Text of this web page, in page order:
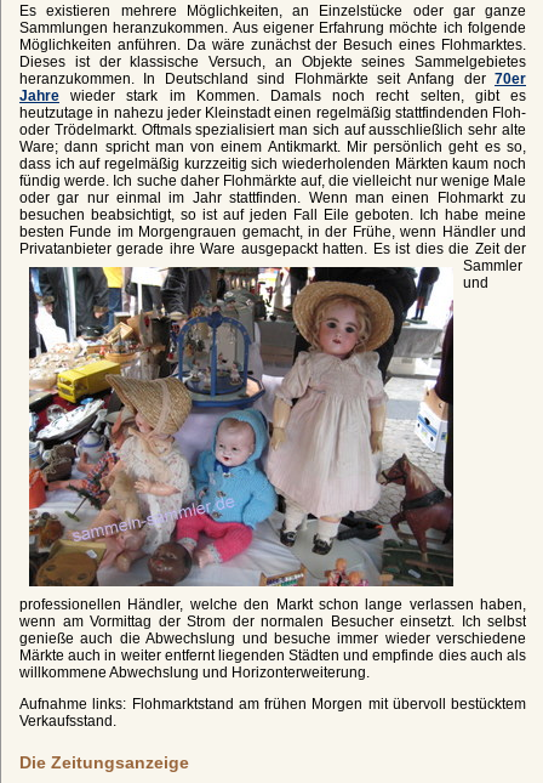
Es existieren mehrere Möglichkeiten, an Einzelstücke oder gar ganze
Sammlungen heranzukommen. Aus eigener Erfahrung möchte ich folgende
Möglichkeiten anführen. Da wäre zunächst der Besuch eines Flohmarktes.
Dieses ist der klassische Versuch, an Objekte seines Sammelgebietes
heranzukommen. In Deutschland sind Flohmärkte seit Anfang der 70er
Jahre wieder stark im Kommen. Damals noch recht selten, gibt es
heutzutage in nahezu jeder Kleinstadt einen regelmäßig stattfindenden Floh-
oder Trödelmarkt. Oftmals spezialisiert man sich auf ausschließlich sehr alte
Ware; dann spricht man von einem Antikmarkt. Mir persönlich geht es so,
dass ich auf regelmäßig kurzzeitig sich wiederholenden Märkten kaum noch
fündig werde. Ich suche daher Flohmärkte auf, die vielleicht nur wenige Male
oder gar nur einmal im Jahr stattfinden. Wenn man einen Flohmarkt zu
besuchen beabsichtigt, so ist auf jeden Fall Eile geboten. Ich habe meine
besten Funde im Morgengrauen gemacht, in der Frühe, wenn Händler und
Privatanbieter gerade ihre Ware ausgepackt hatten. Es ist dies die Zeit der
Sammler
und
professionellen Händler, welche den Markt schon lange verlassen haben,
wenn am Vormittag der Strom der normalen Besucher einsetzt. Ich selbst
genieße auch die Abwechslung und besuche immer wieder verschiedene
Märkte auch in weiter entfernt liegenden Städten und empfinde dies auch als
willkommene Abwechslung und Horizonterweiterung.
Aufnahme links: Flohmarktstand am frühen Morgen mit übervoll bestücktem
Verkaufsstand.
Die Zeitungsanzeige